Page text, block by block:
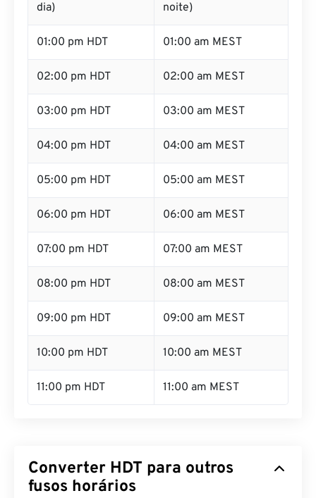
dia) noite)
01:00 pm HDT 01:00 am MEST
02:00 pm HDT 02:00 am MEST
03:00 pm HDT 03:00 am MEST
04:00 pm HDT 04:00 am MEST
05:00 pm HDT 05:00 am MEST
06:00 pm HDT 06:00 am MEST
07:00 pm HDT 07:00 am MEST
08:00 pm HDT 08:00 am MEST
09:00 pm HDT 09:00 am MEST
10:00 pm HDT 10:00 am MEST
11:00 pm HDT 11:00 am MEST
Converter HDT para outros
fusos horários